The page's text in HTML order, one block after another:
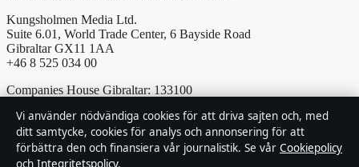
Kungsholmen Media Ltd.
Suite 6.01, World Trade Center, 6 Bayside Road
Gibraltar GX11 1AA
+46 8 525 034 00
Companies House Gibraltar: 133100
info@industrizon.se
Vi använder nödvändiga cookies för att driva sajten och, med
ditt samtycke, cookies för analys och annonsering för att
förbättra den och finansiera vår journalistik. Se vår Cookiepolicy
och Integritetspolicy.